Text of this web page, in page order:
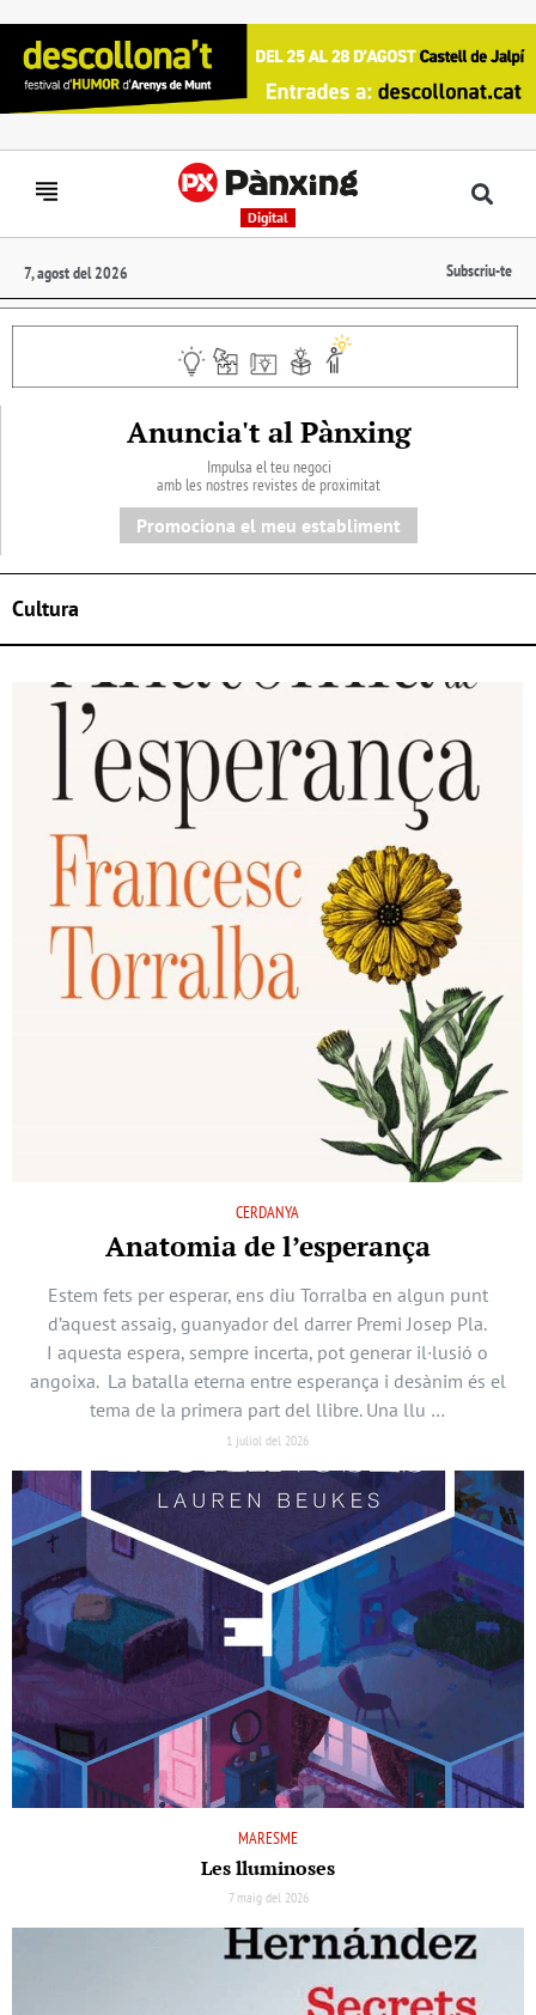
Digital
7, agost del 2026 Subscriu-te
Anuncia't al Pànxing
Impulsa el teu negoci
amb les nostres revistes de proximitat
Promociona el meu establiment
Cultura
CERDANYA
Anatomia de l’esperança
Estem fets per esperar, ens diu Torralba en algun punt
d’aquest assaig, guanyador del darrer Premi Josep Pla.
I aquesta espera, sempre incerta, pot generar il·lusió o
angoixa. La batalla eterna entre esperança i desànim és el
tema de la primera part del llibre. Una llu …
1 juliol del 2026
MARESME
Les lluminoses
7 maig del 2026